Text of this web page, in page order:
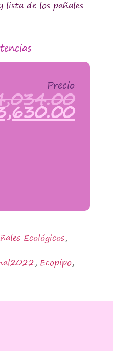
lista de los pañales
Precio
Ecológicos,
, Ecopipo,